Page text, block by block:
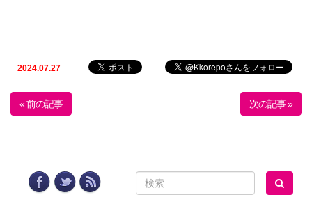
2024.07.27
« 前の記事 次の記事 »